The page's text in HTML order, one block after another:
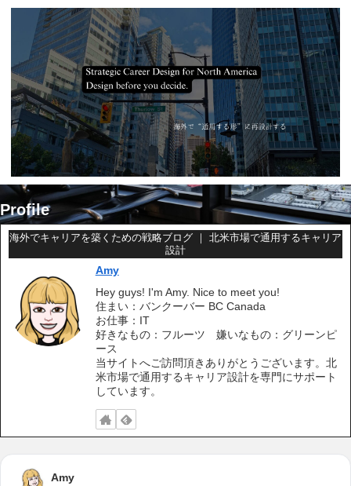
Profile
海外でキャリアを築くための戦略ブログ ｜ 北米市場で通用するキャリア
設計
Amy
Hey guys! I'm Amy. Nice to meet you!
住まい：バンクーバー BC Canada
お仕事：IT
好きなもの：フルーツ 嫌いなもの：グリーンピ
ース
当サイトへご訪問頂きありがとうございます。北
米市場で通用するキャリア設計を専門にサポート
しています。
Amy